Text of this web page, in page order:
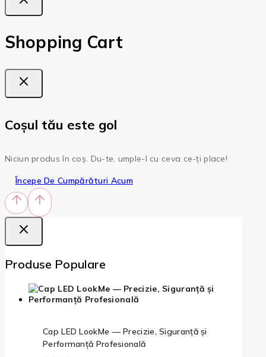
Shopping Cart
Coșul tău este gol
Niciun produs în coș. Du-te, umple-l cu ceva ce-ți place!
Începe De Cumpărături Acum
Produse Populare
Cap LED LookMe — Precizie, Siguranță și
Performanță Profesională